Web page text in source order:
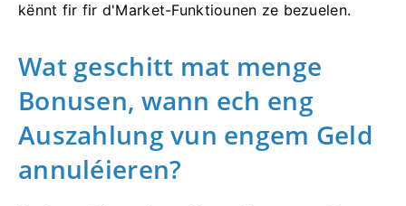
kënnt fir fir d'Market-Funktiounen ze bezuelen.
Wat geschitt mat menge
Bonusen, wann ech eng
Auszahlung vun engem Geld
annuléieren?